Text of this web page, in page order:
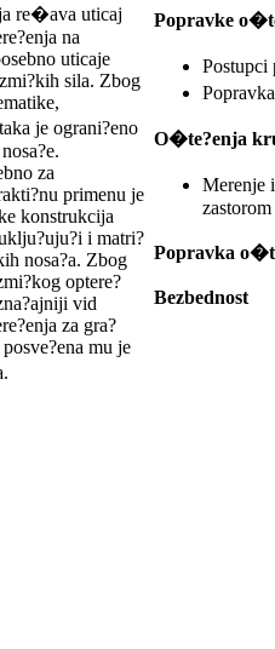
re�ava uticaj
na
uticaje
sila. Zbog
je ograni?eno
za
primenu je
konstrukcija
i matri?
nosa?a. Zbog
optere?
vid
za gra?
mu je
Popravke
Postupci
O�te?enja
Merenje
zastorom
Popravka
Bezbednost